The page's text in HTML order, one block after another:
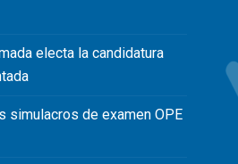
electa la candidatura
simulacros de examen OPE